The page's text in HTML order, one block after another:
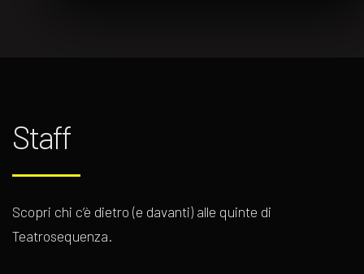
Staff
Scopri chi c’è dietro (e davanti) alle quinte di
Teatrosequenza.